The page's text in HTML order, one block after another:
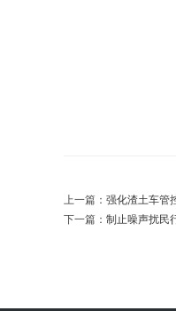
上一篇： 强化渣土车管
下一篇： 制止噪声扰民